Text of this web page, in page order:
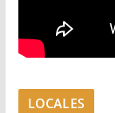
LOCALES